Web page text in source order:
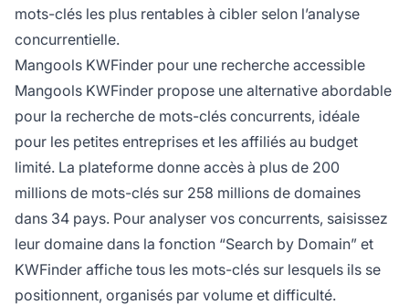
mots-clés les plus rentables à cibler selon l’analyse
concurrentielle.
Mangools KWFinder pour une recherche accessible
Mangools KWFinder propose une alternative abordable
pour la recherche de mots-clés concurrents, idéale
pour les petites entreprises et les affiliés au budget
limité. La plateforme donne accès à plus de 200
millions de mots-clés sur 258 millions de domaines
dans 34 pays. Pour analyser vos concurrents, saisissez
leur domaine dans la fonction “Search by Domain” et
KWFinder affiche tous les mots-clés sur lesquels ils se
positionnent, organisés par volume et difficulté.